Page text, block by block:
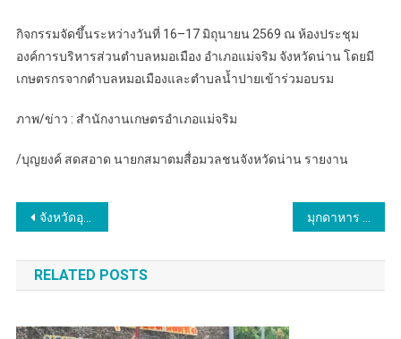
กิจกรรมจัดขึ้นระหว่างวันที่ 16–17 มิถุนายน 2569 ณ ห้องประชุม
องค์การบริหารส่วนตำบลหมอเมือง อำเภอแม่จริม จังหวัดน่าน โดยมี
เกษตรกรจากตำบลหมอเมืองและตำบลน้ำปายเข้าร่วมอบรม
ภาพ/ข่าว : สำนักงานเกษตรอำเภอแม่จริม
/บุญยงค์ สดสอาด นายกสมาตมสื่อมวลชนจังหวัดน่าน รายงาน
แนะแนว
เรื่อง
จังหวัดอุตรดิตถ์ ดำเนินการคัดสรรกิจกรรมพัฒนาชุมชนดีเด่นระดับจังหวัด ประจำปี 2569 (รอบสุดท้าย วันที่ 2)
RELATED POSTS